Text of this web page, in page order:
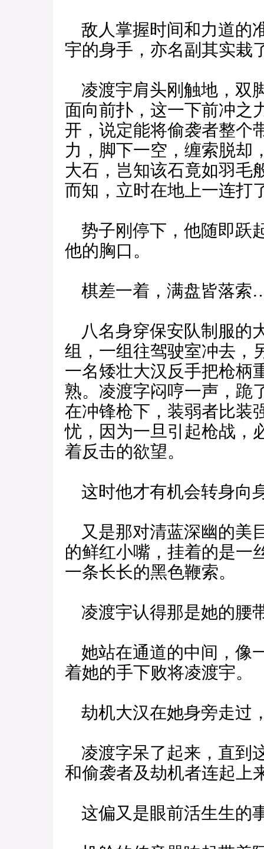
敌人掌握时间和力道的
宇的身手，亦名副其实栽
凌渡宇肩头刚触地，双
面向前扑，这一下前冲之
开，说定能将偷袭者整个
力，脚下一空，缠索脱却
大石，岂知该石竟如羽毛
而知，立时在地上一连打
势子刚停下，他随即跃
他的胸口。
棋差一着，满盘皆落
八名身穿保安队制服的
组，一组往驾驶室冲去，
一名矮壮大汉反手把枪柄
熟。凌渡字闷哼一声，跪
在冲锋枪下，装弱者比装
忧，因为一旦引起枪战，
着反击的欲望。
这时他才有机会转身向
又是那对清蓝深幽的美
的鲜红小嘴，挂着的是一
一条长长的黑色鞭索。
凌渡宇认得那是她的腰
她站在通道的中间，像
着她的手下败将凌渡宇。
劫机大汉在她身旁走过
凌渡字呆了起来，直到
和偷袭者及劫机者连起上
这偏又是眼前活生生的